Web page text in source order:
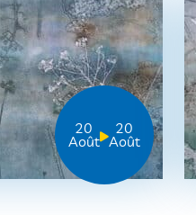
20
Août
20
Août